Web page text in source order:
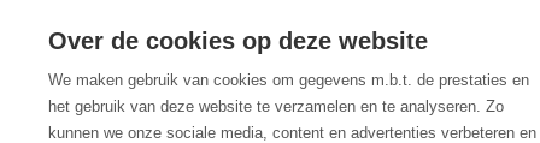
Over de cookies op deze website
We maken gebruik van cookies om gegevens m.b.t. de prestaties en
het gebruik van deze website te verzamelen en te analyseren. Zo
kunnen we onze sociale media, content en advertenties verbeteren en